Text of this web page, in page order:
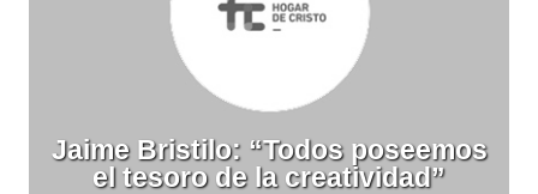
Jaime Bristilo: “Todos poseemos
el tesoro de la creatividad”